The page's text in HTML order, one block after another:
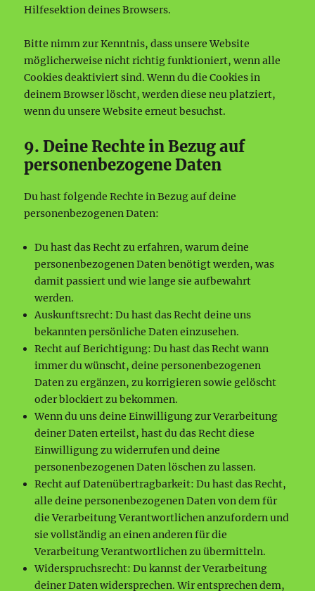
Hilfesektion deines Browsers.
Bitte nimm zur Kenntnis, dass unsere Website
möglicherweise nicht richtig funktioniert, wenn alle
Cookies deaktiviert sind. Wenn du die Cookies in
deinem Browser löscht, werden diese neu platziert,
wenn du unsere Website erneut besuchst.
9. Deine Rechte in Bezug auf
personenbezogene Daten
Du hast folgende Rechte in Bezug auf deine
personenbezogenen Daten:
Du hast das Recht zu erfahren, warum deine
personenbezogenen Daten benötigt werden, was
damit passiert und wie lange sie aufbewahrt
werden.
Auskunftsrecht: Du hast das Recht deine uns
bekannten persönliche Daten einzusehen.
Recht auf Berichtigung: Du hast das Recht wann
immer du wünscht, deine personenbezogenen
Daten zu ergänzen, zu korrigieren sowie gelöscht
oder blockiert zu bekommen.
Wenn du uns deine Einwilligung zur Verarbeitung
deiner Daten erteilst, hast du das Recht diese
Einwilligung zu widerrufen und deine
personenbezogenen Daten löschen zu lassen.
Recht auf Datenübertragbarkeit: Du hast das Recht,
alle deine personenbezogenen Daten von dem für
die Verarbeitung Verantwortlichen anzufordern und
sie vollständig an einen anderen für die
Verarbeitung Verantwortlichen zu übermitteln.
Widerspruchsrecht: Du kannst der Verarbeitung
deiner Daten widersprechen. Wir entsprechen dem,